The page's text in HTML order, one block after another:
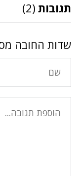
תגובות (2)
שדות החובה